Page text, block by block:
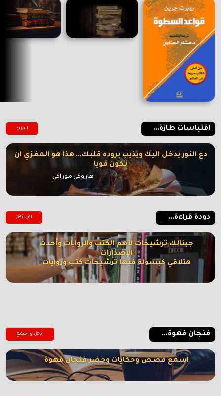
اقتباسات طازة... المزيد
دع النور يدخل اليك ويذيب بروده قلبك... هذا هو المغزي ان
تكون قويا
هاروكي موراكي
دودة قراءة... اقرأ أكتر
جبنالك ترشيحات لأهم الكتب والروايات وأحدث
الإصدارات
هتلاقي كبسولة فيها ترشيحات كتب وروايات
فنجان قهوة... ادخل و اسمع
اسمع قصص وحكايات وحضر فنجان قهوة